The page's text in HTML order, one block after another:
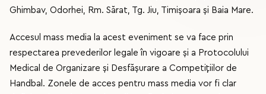
Ghimbav, Odorhei, Rm. Sărat, Tg. Jiu, Timișoara și Baia Mare.
Accesul mass media la acest eveniment se va face prin
respectarea prevederilor legale în vigoare și a Protocolului
Medical de Organizare și Desfășurare a Competițiilor de
Handbal. Zonele de acces pentru mass media vor fi clar